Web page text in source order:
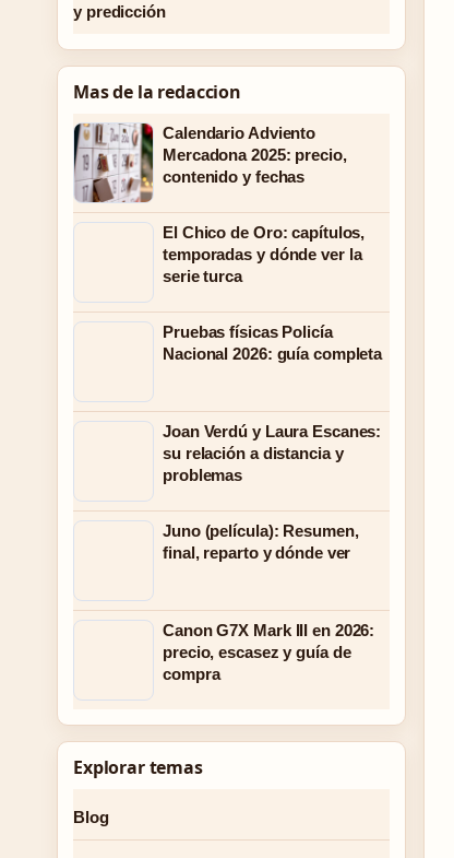
y predicción
Mas de la redaccion
Calendario Adviento
Mercadona 2025: precio,
contenido y fechas
El Chico de Oro: capítulos,
temporadas y dónde ver la
serie turca
Pruebas físicas Policía
Nacional 2026: guía completa
Joan Verdú y Laura Escanes:
su relación a distancia y
problemas
Juno (película): Resumen,
final, reparto y dónde ver
Canon G7X Mark III en 2026:
precio, escasez y guía de
compra
Explorar temas
Blog